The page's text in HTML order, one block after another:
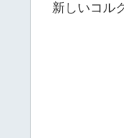
新しいコル